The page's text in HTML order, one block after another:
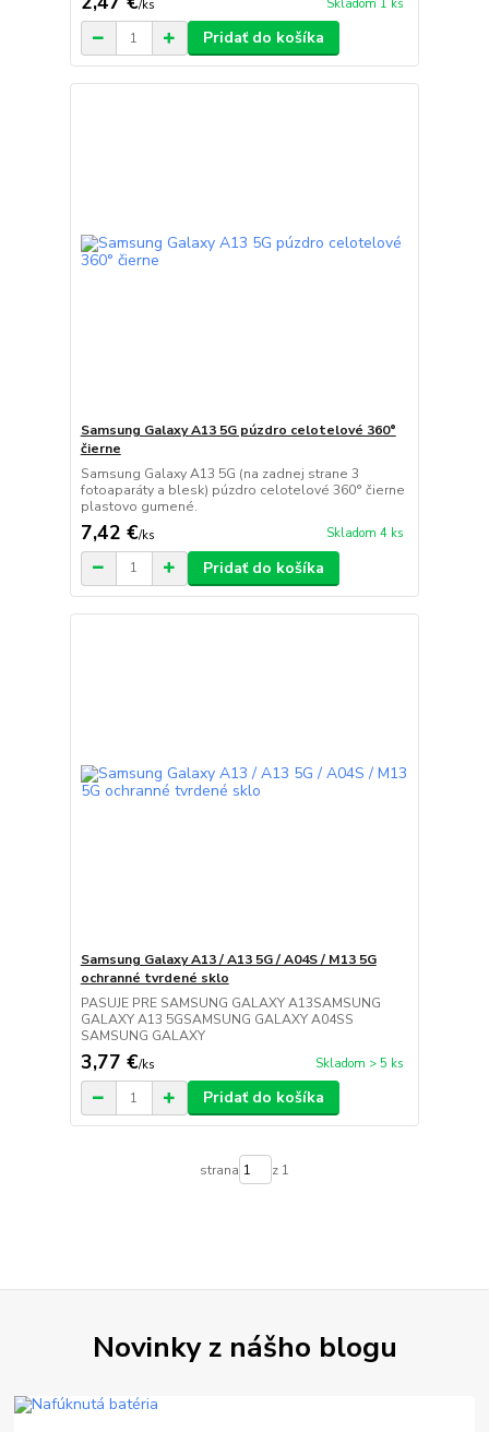
/ks Skladom 1 ks
Pridať do košíka
Samsung Galaxy A13 5G púzdro celotelové 360°
čierne
Samsung Galaxy A13 5G (na zadnej strane 3
fotoaparáty a blesk) púzdro celotelové 360° čierne
plastovo gumené.
7,42 €/ks Skladom 4 ks
Pridať do košíka
Samsung Galaxy A13 / A13 5G / A04S / M13 5G
ochranné tvrdené sklo
PASUJE PRE SAMSUNG GALAXY A13SAMSUNG
GALAXY A13 5GSAMSUNG GALAXY A04SS
SAMSUNG GALAXY
3,77 €/ks Skladom > 5 ks
Pridať do košíka
strana z 1
Novinky z nášho blogu